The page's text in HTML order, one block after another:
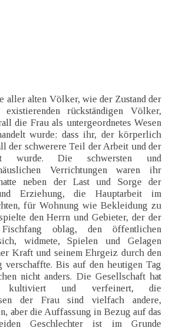
aller alten Völker, wie der Zustand der
rückständigen Völker,
die Frau als untergeordnetes Wesen
wurde; dass ihr, der körperlich
der schwerere Teil der Arbeit und der
wurde. Die schwersten und
Verrichtungen waren ihr
neben der Last und Sorge der
Erziehung, die Hauptarbeit im
für Wohnung wie Bekleidung zu
den Herrn und Gebieter, der der
oblag, den öffentlichen
widmete, Spielen und Gelagen
Kraft und seinem Ehrgeiz durch den
Bis auf den heutigen Tag
nicht anders. Die Gesellschaft hat
kultiviert und verfeinert, die
der Frau sind vielfach andere,
aber die Auffassung in Bezug auf das
Geschlechter ist im Grunde